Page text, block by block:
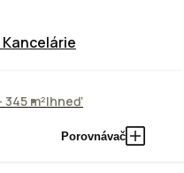
Kancelárie
m²Ihneď
Porovnávač